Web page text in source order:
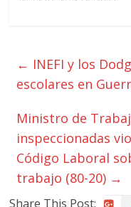
← INEFI y los
escolares en
Ministro de
inspeccionadas
Código Laboral
trabajo (80-20) →
Share This Post: